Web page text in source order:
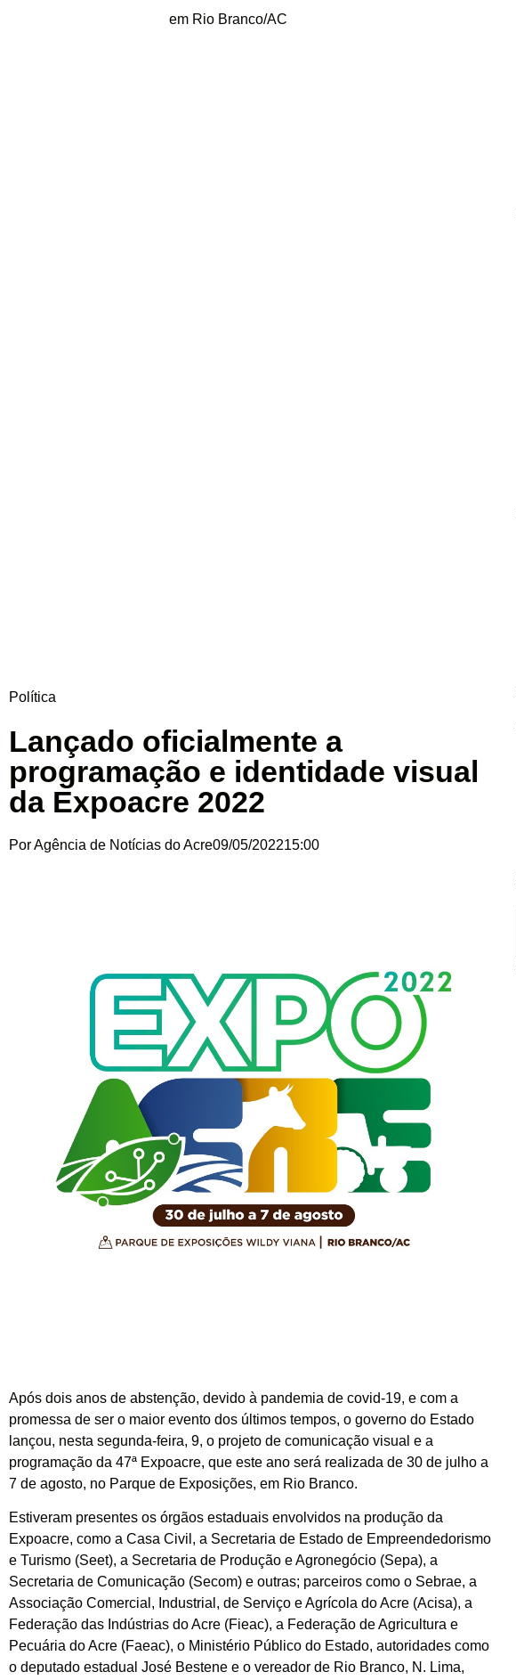
em Rio Branco/AC
Política
Lançado oficialmente a
programação e identidade visual
da Expoacre 2022
PorAgência de Notícias do Acre09/05/202215:00
Após dois anos de abstenção, devido à pandemia de covid-19, e com a
promessa de ser o maior evento dos últimos tempos, o governo do Estado
lançou, nesta segunda-feira, 9, o projeto de comunicação visual e a
programação da 47ª Expoacre, que este ano será realizada de 30 de julho a
7 de agosto, no Parque de Exposições, em Rio Branco.
Estiveram presentes os órgãos estaduais envolvidos na produção da
Expoacre, como a Casa Civil, a Secretaria de Estado de Empreendedorismo
e Turismo (Seet), a Secretaria de Produção e Agronegócio (Sepa), a
Secretaria de Comunicação (Secom) e outras; parceiros como o Sebrae, a
Associação Comercial, Industrial, de Serviço e Agrícola do Acre (Acisa), a
Federação das Indústrias do Acre (Fieac), a Federação de Agricultura e
Pecuária do Acre (Faeac), o Ministério Público do Estado, autoridades como
o deputado estadual José Bestene e o vereador de Rio Branco, N. Lima,